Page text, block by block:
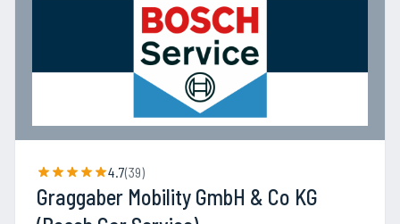
4.7(39)
Graggaber Mobility GmbH & Co KG